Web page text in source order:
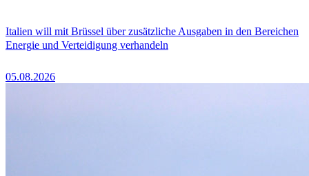
Italien will mit Brüssel über zusätzliche Ausgaben in den Bereichen
Energie und Verteidigung verhandeln
05.08.2026